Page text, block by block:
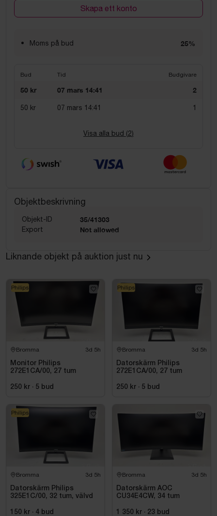
Skapa ett konto
Moms på bud 25%
Bud Tid Budgivare
50 kr 07 mars 14:41 2
50 kr 07 mars 14:41 1
Visa alla bud (2)
Objektbeskrivning
Objekt-ID 35/41303
Export Not allowed
Liknande objekt på auktion just nu
Bromma 3d 5h
Monitor Philips
272E1CA/00, 27 tum
250 kr · 5 bud
Philips
Bromma 3d 5h
Datorskärm Philips
272E1CA/00, 27 tum
250 kr · 5 bud
Philips
Bromma 3d 5h
Datorskärm Philips
325E1C/00, 32 tum, välvd
150 kr · 4 bud
Philips
Bromma 3d 5h
Datorskärm AOC
CU34E4CW, 34 tum
1 350 kr · 23 bud